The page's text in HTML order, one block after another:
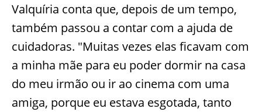
Valquíria conta que, depois de um tempo,
também passou a contar com a ajuda de
cuidadoras. "Muitas vezes elas ficavam com
a minha mãe para eu poder dormir na casa
do meu irmão ou ir ao cinema com uma
amiga, porque eu estava esgotada, tanto